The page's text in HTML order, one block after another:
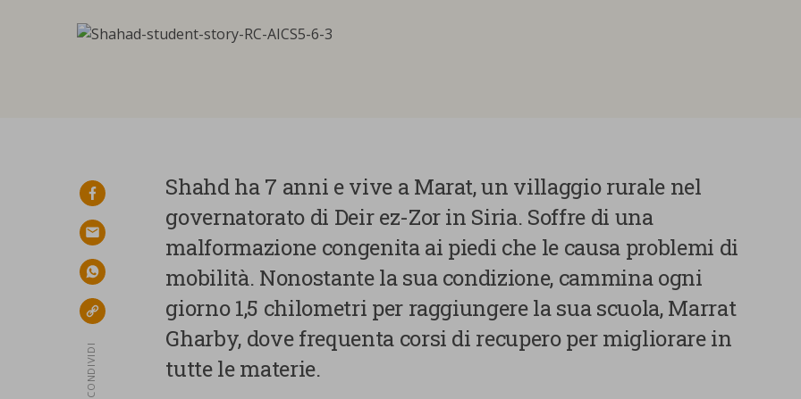
CONDIVIDI
facebook
email
whatsapp
link
Shahd ha 7 anni e vive a Marat, un villaggio rurale nel
governatorato di Deir ez-Zor in Siria. Soffre di una
malformazione congenita ai piedi che le causa problemi di
mobilità. Nonostante la sua condizione, cammina ogni
giorno 1,5 chilometri per raggiungere la sua scuola, Marrat
Gharby, dove frequenta corsi di recupero per migliorare in
tutte le materie.